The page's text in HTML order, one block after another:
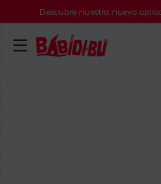
Descubre nuestra nueva